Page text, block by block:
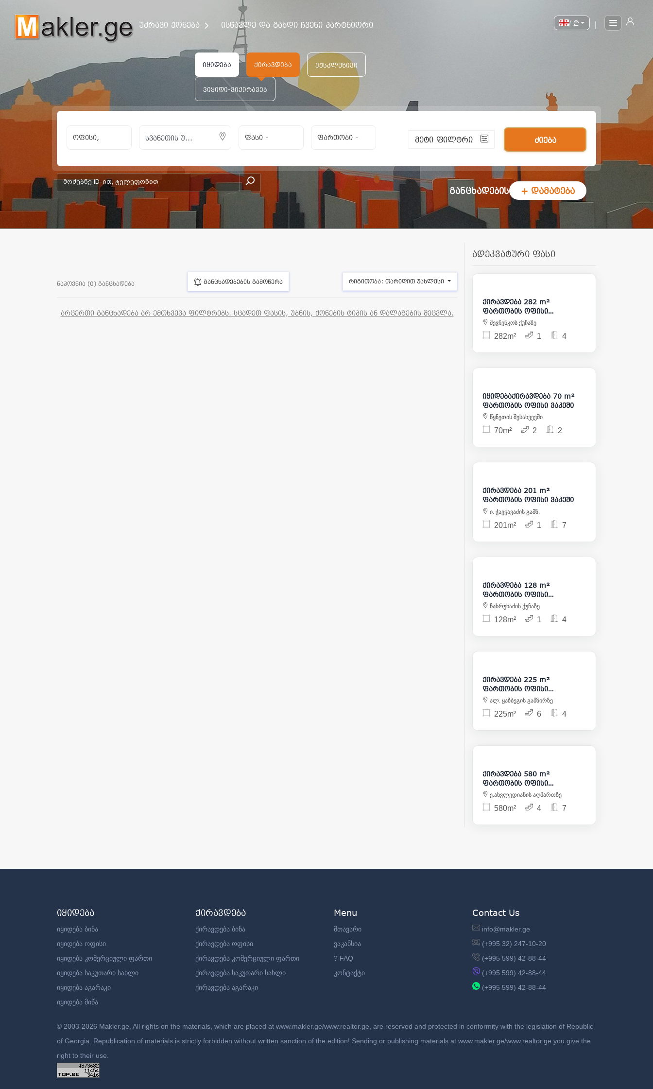
უძრავი ქონება ისწავლე და გახდი ჩვენი პარტნიორი /
იყიდება ქირავდება ექსკლუზივი
ვიყიდი-ვიქირავებ
ოფისი, ფასი - ფართობი - მეტი ფილტრი ძიება
add-form
განცხადების + დამატება
ნაპოვნია (0) განცხადება განცხადებების გამოწერა რიგითობა: თარიღით უახლესი
არცერთი განცხადება არ ემთხვევა ფილტრებს. სცადეთ ფასის, უბნის, ქონების ტიპის ან დალაგების შეცვლა.
ადეკვატური ფასი
5 500
ქირავდება 282 m²
ფართობის ოფისი
მთაწმინდაზე
შევჩენკოს ქუჩაზე
282m² 1 4
175 000
იყიდებაქირავდება 70 m²
ფართობის ოფისი ვაკეში
წყნეთის შესახვევში
70m² 2 2
2 500
ქირავდება 201 m²
ფართობის ოფისი ვაკეში
ი. ჭავჭავაძის გამზ.
201m² 1 7
1 500
ქირავდება 128 m²
ფართობის ოფისი
მთაწმინდაზე
ჩახრუხაძის ქუჩაზე
128m² 1 4
2 500
ქირავდება 225 m²
ფართობის ოფისი
საბურთალოზე
ალ. ყაზბეგის გამზირზე
225m² 6 4
6 300
ქირავდება 580 m²
ფართობის ოფისი
ჩუღურეთში
ე.ახვლედიანის აღმართზე
580m² 4 7
იყიდება
იყიდება ბინა
იყიდება ოფისი
იყიდება კომერციული ფართი
იყიდება საკუთარი სახლი
იყიდება აგარაკი
იყიდება მიწა
ქირავდება
ქირავდება ბინა
ქირავდება ოფისი
ქირავდება კომერციული ფართი
ქირავდება საკუთარი სახლი
ქირავდება აგარაკი
Menu
მთავარი
ვაკანსია
? FAQ
კონტაქტი
Contact Us
info@makler.ge
(+995 32) 247-10-20
(+995 599) 42-88-44
(+995 599) 42-88-44
(+995 599) 42-88-44
© 2003-2026 Makler.ge, All rights on the materials, which are placed at www.makler.ge/www.realtor.ge, are reserved and protected in conformity with the legislation of Republic
of Georgia. Republication of materials is strictly forbidden without written sanction of the edition! Sending or publishing materials at www.makler.ge/www.realtor.ge you give the
right to their use.